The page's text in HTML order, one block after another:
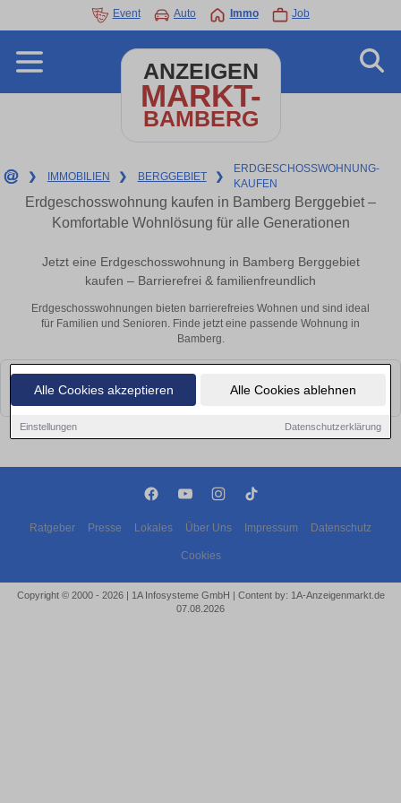
Alle Cookies akzeptieren Alle Cookies ablehnen
Einstellungen Datenschutzerklärung
Event Auto Immo Job
ANZEIGEN
MARKT-
BAMBERG
❯ IMMOBILIEN ❯ BERGGEBIET ❯
ERDGESCHOSSWOHNUNG-
KAUFEN
Erdgeschosswohnung kaufen in Bamberg Berggebiet –
Komfortable Wohnlösung für alle Generationen
Jetzt eine Erdgeschosswohnung in Bamberg Berggebiet
kaufen – Barrierefrei & familienfreundlich
Erdgeschosswohnungen bieten barrierefreies Wohnen und sind ideal
für Familien und Senioren. Finde jetzt eine passende Wohnung in
Bamberg.
Leider konnten wir derzeit keine passenden Objekte finden. Schauen Sie
bald wieder vorbei!
Ratgeber Presse Lokales Über Uns Impressum Datenschutz
Cookies
Copyright © 2000 - 2026 | 1A Infosysteme GmbH | Content by: 1A-Anzeigenmarkt.de
07.08.2026